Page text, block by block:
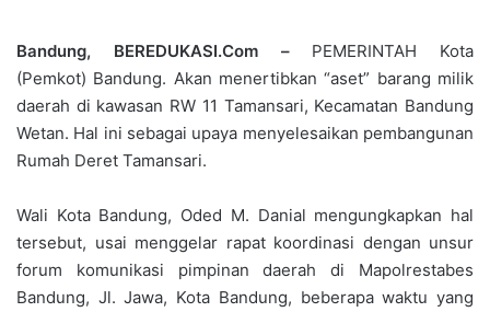
Bandung, BEREDUKASI.Com –PEMERINTAH Kota
(Pemkot) Bandung. Akan menertibkan “aset” barang milik
daerah di kawasan RW 11 Tamansari, Kecamatan Bandung
Wetan. Hal ini sebagai upaya menyelesaikan pembangunan
Rumah Deret Tamansari.
Wali Kota Bandung, Oded M. Danial mengungkapkan hal
tersebut, usai menggelar rapat koordinasi dengan unsur
forum komunikasi pimpinan daerah di Mapolrestabes
Bandung, Jl. Jawa, Kota Bandung, beberapa waktu yang